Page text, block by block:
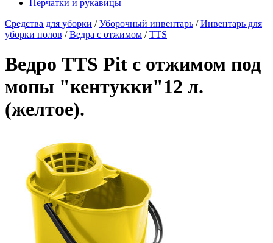
Перчатки и рукавицы
Средства для уборки /Уборочный инвентарь /Инвентарь для
уборки полов /Ведра с отжимом /TTS
Ведро TTS Pit c отжимом под
мопы "кентукки"12 л.
(желтое).